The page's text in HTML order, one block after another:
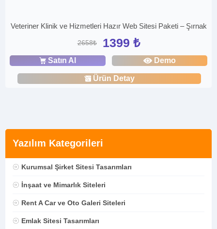
Yazılım Kategorileri
Kurumsal Şirket Sitesi Tasarımları
İnşaat ve Mimarlık Siteleri
Rent A Car ve Oto Galeri Siteleri
Emlak Sitesi Tasarımları
Veteriner Klinik ve Hizmetleri Hazır Web Sitesi Paketi – Şırnak
2658₺ 1399 ₺
Satın Al Demo
Ürün Detay